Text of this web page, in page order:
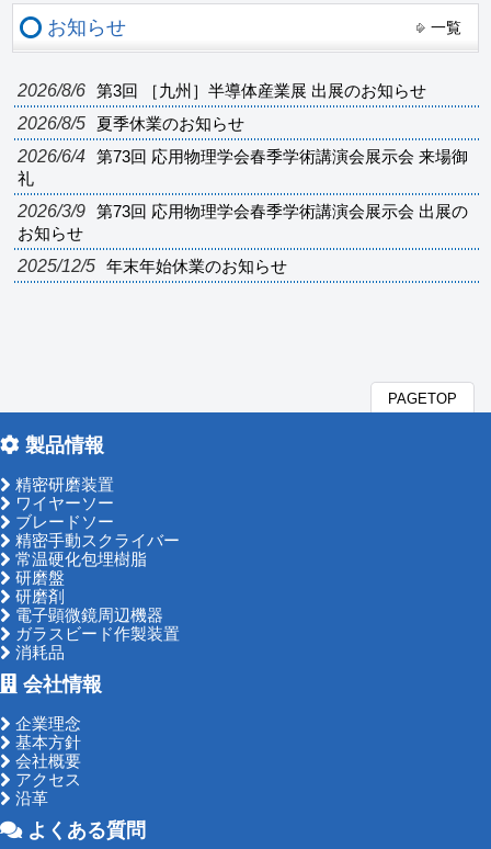
お知らせ 一覧
2026/8/6 第3回 ［九州］半導体産業展 出展のお知らせ
2026/8/5 夏季休業のお知らせ
2026/6/4
第73回 応用物理学会春季学術講演会展示会 来場御
礼
2026/3/9
第73回 応用物理学会春季学術講演会展示会 出展の
お知らせ
2025/12/5 年末年始休業のお知らせ
PAGETOP
製品情報
精密研磨装置
ワイヤーソー
ブレードソー
精密手動スクライバー
常温硬化包埋樹脂
研磨盤
研磨剤
電子顕微鏡周辺機器
ガラスビード作製装置
消耗品
会社情報
企業理念
基本方針
会社概要
アクセス
沿革
よくある質問